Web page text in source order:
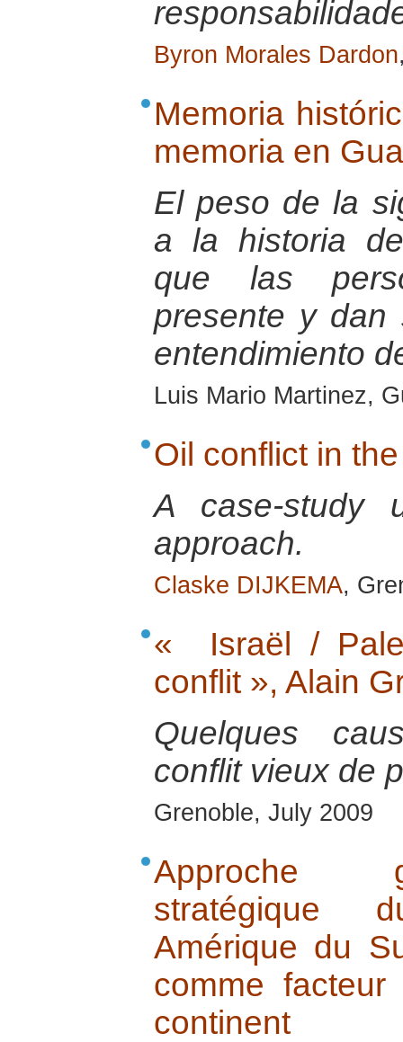
Byron Morales Dardon
Memoria
memoria en
El peso de la
a la historia
que las
presente y
entendimiento
Luis Mario Martinez,
Oil conflict in
A case-study
approach.
Claske DIJKEMA,
« Israël /
conflit », Alain
Quelques
conflit vieux de
Grenoble, July 2009
Approche
stratégique
Amérique du
comme
continent